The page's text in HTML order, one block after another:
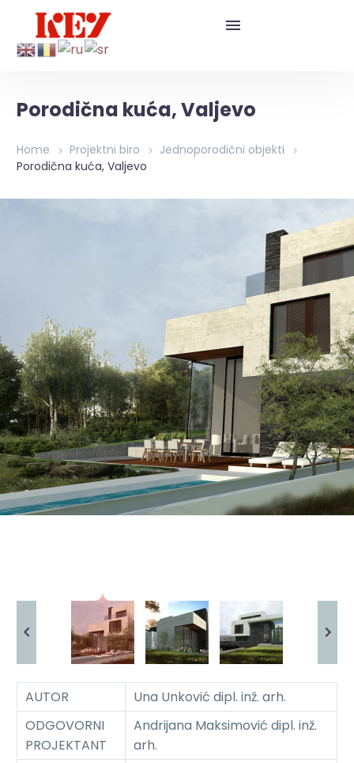
Porodična kuća, Valjevo
Home Projektni biro
Jednoporodični objekti
Porodična kuća, Valjevo
AUTOR
Una Unković dipl. inž. arh.
ODGOVORNI
PROJEKTANT
Andrijana Maksimović dipl. inž.
arh.